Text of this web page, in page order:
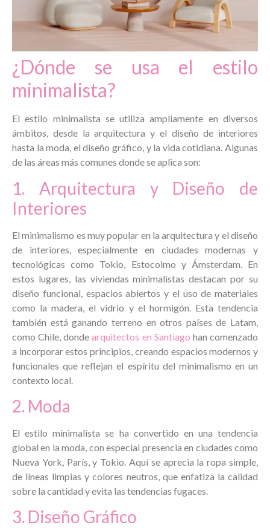
¿Dónde se usa el estilo
minimalista?
El estilo minimalista se utiliza ampliamente en diversos
ámbitos, desde la arquitectura y el diseño de interiores
hasta la moda, el diseño gráfico, y la vida cotidiana. Algunas
de las áreas más comunes donde se aplica son:
1. Arquitectura y Diseño de
Interiores
El minimalismo es muy popular en la arquitectura y el diseño
de interiores, especialmente en ciudades modernas y
tecnológicas como Tokio, Estocolmo y Ámsterdam. En
estos lugares, las viviendas minimalistas destacan por su
diseño funcional, espacios abiertos y el uso de materiales
como la madera, el vidrio y el hormigón. Esta tendencia
también está ganando terreno en otros países de Latam,
como Chile, dondearquitectos en Santiago han comenzado
a incorporar estos principios, creando espacios modernos y
funcionales que reflejan el espíritu del minimalismo en un
contexto local.
2. Moda
El estilo minimalista se ha convertido en una tendencia
global en la moda, con especial presencia en ciudades como
Nueva York, París, y Tokio. Aquí se aprecia la ropa simple,
de líneas limpias y colores neutros, que enfatiza la calidad
sobre la cantidad y evita las tendencias fugaces.
3. Diseño Gráfico